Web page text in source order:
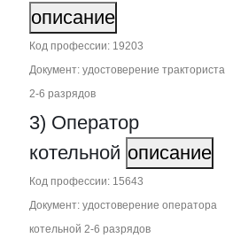
описание
Код профессии: 19203
Документ: удостоверение тракториста
2‑6 разрядов
3) Оператор
котельной описание
Код профессии: 15643
Документ: удостоверение оператора
котельной 2‑6 разрядов